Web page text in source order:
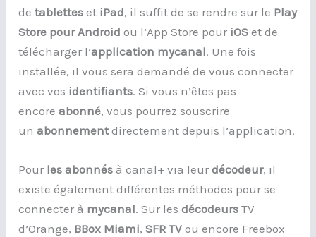
detablettes et iPad, il suffit de se rendre sur le Play
Store pour Android ou l’App Store pour iOS et de
télécharger l’application mycanal. Une fois
installée, il vous sera demandé de vous connecter
avec vos identifiants. Si vous n’êtes pas
encoreabonné, vous pourrez souscrire
unabonnementdirectement depuis l’application.
Pour les abonnés à canal+ via leurdécodeur, il
existe également différentes méthodes pour se
connecter à mycanal. Sur lesdécodeurs TV
d’Orange, BBox Miami,SFR TV ou encore Freebox